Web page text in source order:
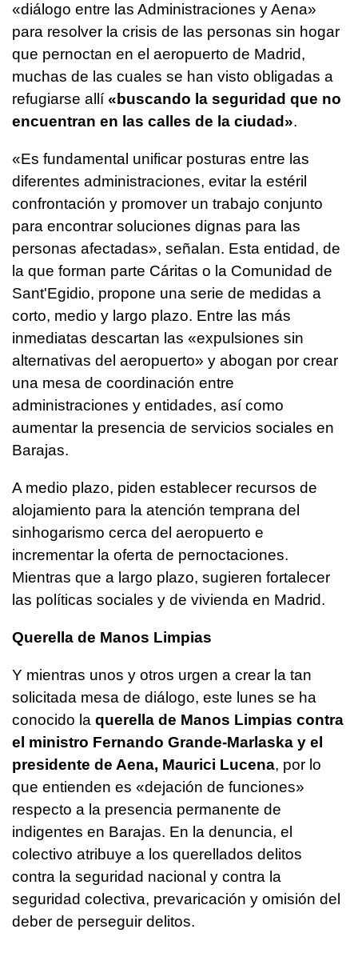
«diálogo entre las Administraciones y Aena»
para resolver la crisis de las personas sin hogar
que pernoctan en el aeropuerto de Madrid,
muchas de las cuales se han visto obligadas a
refugiarse allí «buscando la seguridad que no
encuentran en las calles de la ciudad».
«Es fundamental unificar posturas entre las
diferentes administraciones, evitar la estéril
confrontación y promover un trabajo conjunto
para encontrar soluciones dignas para las
personas afectadas», señalan. Esta entidad, de
la que forman parte Cáritas o la Comunidad de
Sant'Egidio, propone una serie de medidas a
corto, medio y largo plazo. Entre las más
inmediatas descartan las «expulsiones sin
alternativas del aeropuerto» y abogan por crear
una mesa de coordinación entre
administraciones y entidades, así como
aumentar la presencia de servicios sociales en
Barajas.
A medio plazo, piden establecer recursos de
alojamiento para la atención temprana del
sinhogarismo cerca del aeropuerto e
incrementar la oferta de pernoctaciones.
Mientras que a largo plazo, sugieren fortalecer
las políticas sociales y de vivienda en Madrid.
Querella de Manos Limpias
Y mientras unos y otros urgen a crear la tan
solicitada mesa de diálogo, este lunes se ha
conocido la querella de Manos Limpias contra
el ministro Fernando Grande-Marlaska y el
presidente de Aena, Maurici Lucena, por lo
que entienden es «dejación de funciones»
respecto a la presencia permanente de
indigentes en Barajas. En la denuncia, el
colectivo atribuye a los querellados delitos
contra la seguridad nacional y contra la
seguridad colectiva, prevaricación y omisión del
deber de perseguir delitos.